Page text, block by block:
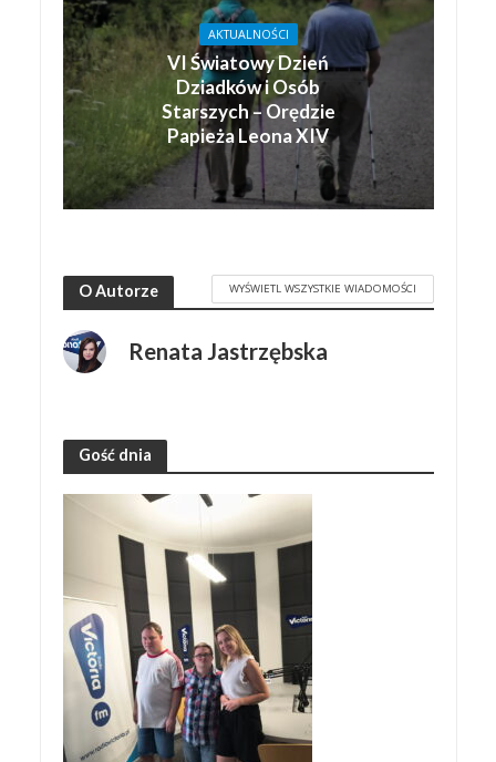
AKTUALNOŚCI
VI Światowy Dzień
Dziadków i Osób
Starszych – Orędzie
Papieża Leona XIV
O Autorze WYŚWIETL WSZYSTKIE WIADOMOŚCI
Renata Jastrzębska
Gość dnia